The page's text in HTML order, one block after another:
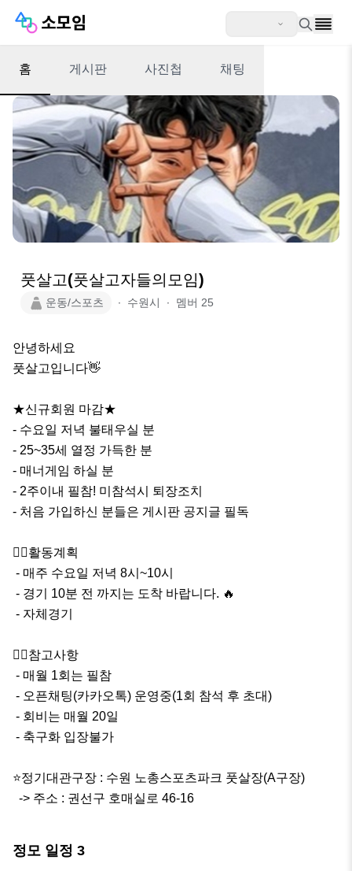
홈 게시판 사진첩 채팅
풋살고(풋살고자들의모임)
운동/스포츠 ∙ 수원시 ∙ 멤버 25
안녕하세요
풋살고입니다👋
★신규회원 마감★
- 수요일 저녁 불태우실 분
- 25~35세 열정 가득한 분
- 매너게임 하실 분
- 2주이내 필참! 미참석시 퇴장조치
- 처음 가입하신 분들은 게시판 공지글 필독
🦸‍♂️활동계획
🦸‍♂️참고사항
⭐️정기대관구장 : 수원 노총스포츠파크 풋살장(A구장)
  -> 주소 : 권선구 호매실로 46-16
정모 일정 3